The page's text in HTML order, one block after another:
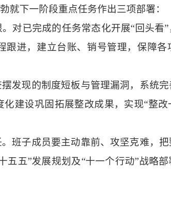
就下一阶段重点任务作出三项部署：
对已完成的任务常态化开展“回头看
进，建立台账、销号管理，保障各
发现的制度短板与管理漏洞，系统
建设巩固拓展整改成果，实现“整
班子成员要主动靠前、攻坚克难，
五五”发展规划及“十一个行动”战略